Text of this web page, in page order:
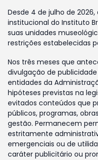
Desde 4 de julho de
institucional do Instituto
suas unidades
restrições estabelecidas
Nos três meses que
divulgação de
entidades da
hipóteses previstas na
evitados conteúdos que
públicos, programas,
gestão. Permanecem
estritamente
emergenciais ou de
caráter publicitário ou